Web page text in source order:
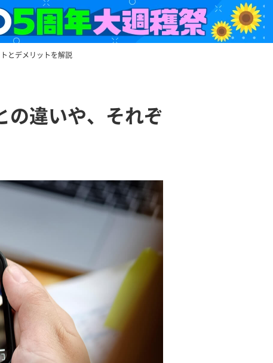
とデメリットを解説
の違いや、それぞ